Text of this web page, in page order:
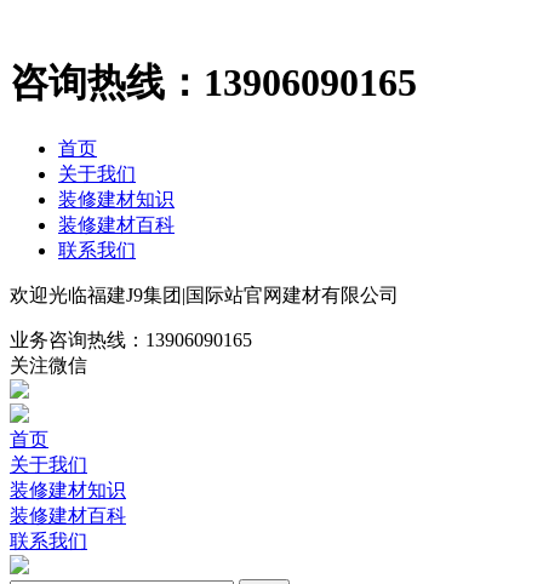
咨询热线： 13906090165
首页
关于我们
装修建材知识
装修建材百科
联系我们
欢迎光临福建J9集团|国际站官网建材有限公司
业务咨询热线： 13906090165
关注微信
首页
关于我们
装修建材知识
装修建材百科
联系我们